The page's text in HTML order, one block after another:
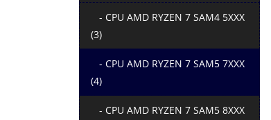
- CPU AMD RYZEN 7 SAM4 5XXX
(3)
- CPU AMD RYZEN 7 SAM5 7XXX
(4)
- CPU AMD RYZEN 7 SAM5 8XXX